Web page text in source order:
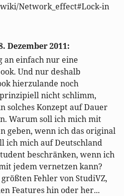
Network_effect#Lock-in
Dezember 2011:
an einfach nur eine
Und nur deshalb
hierzulande noch
nicht schlimm,
solches Konzept auf Dauer
Warum soll ich mich mit
geben, wenn ich das original
ich mich auf Deutschland
beschränken, wenn ich
jedem vernetzen kann?
Fehler von StudiVZ,
Features hin oder her...